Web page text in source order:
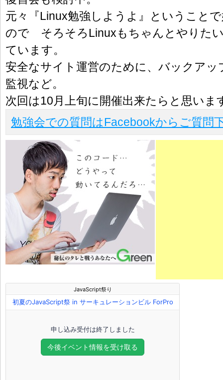
元々『Linux勉強しようよ』ということ
ので そろそろLinuxもちゃんとやりた
ています。
安全なサイト運営のために、バックアッ
監視など。
次回は10月上旬に開催出来たらと思いま
勉強会での質問はFacebookからご質問